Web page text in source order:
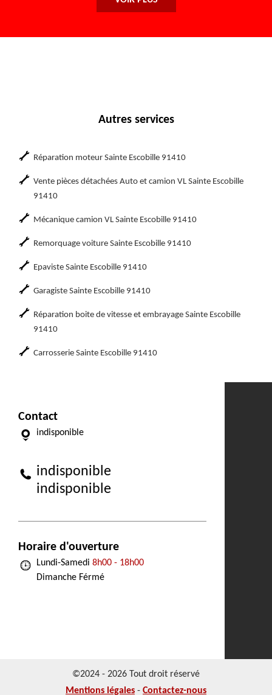
Autres services
Réparation moteur Sainte Escobille 91410
Vente pièces détachées Auto et camion VL Sainte Escobille
91410
Mécanique camion VL Sainte Escobille 91410
Remorquage voiture Sainte Escobille 91410
Epaviste Sainte Escobille 91410
Garagiste Sainte Escobille 91410
Réparation boite de vitesse et embrayage Sainte Escobille
91410
Carrosserie Sainte Escobille 91410
Contact
indisponible
indisponible
indisponible
Horaire d'ouverture
Lundi-Samedi 8h00 - 18h00
Dimanche Férmé
©2024 - 2026 Tout droit réservé
Mentions légales - Contactez-nous